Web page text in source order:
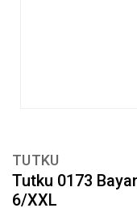
TUTKU
Tutku 0173
6/XXL